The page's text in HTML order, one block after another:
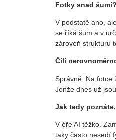
Fotky snad šumí?
V podstatě ano,
se říká šum a v
zároveň strukturu
Čili
Správně. Na fotce
Jenže dnes už
Jak tedy
V éře AI těžko.
taky často nesedí